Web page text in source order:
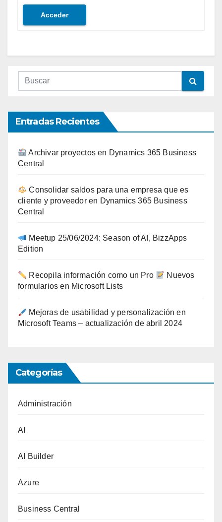
Acceder
Entradas Recientes
Archivar proyectos en Dynamics 365 Business
Central
Consolidar saldos para una empresa que es
cliente y proveedor en Dynamics 365 Business
Central
Meetup 25/06/2024: Season of AI, BizzApps
Edition
Recopila información como un Pro
Nuevos
formularios en Microsoft Lists
Mejoras de usabilidad y personalización en
Microsoft Teams – actualización de abril 2024
Categorías
Administración
AI
AI Builder
Azure
Business Central